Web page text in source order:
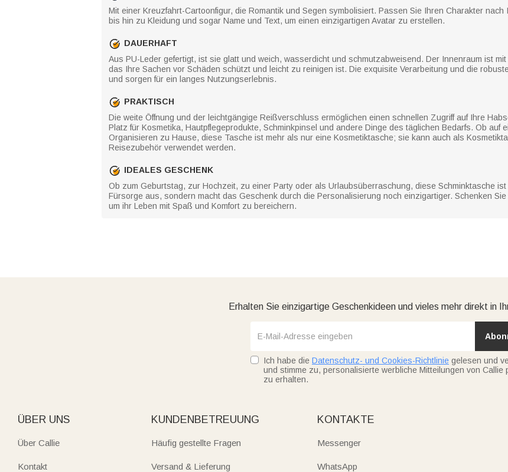
Mit einer Kreuzfahrt-Cartoonfigur, die Romantik und Segen symbolisiert. Passen Sie Ihren Charakter
bis hin zu Kleidung und sogar Name und Text, um einen einzigartigen Avatar zu erstellen.
DAUERHAFT
Aus PU-Leder gefertigt, ist sie glatt und weich, wasserdicht und schmutzabweisend. Der Innenraum ist
das Ihre Sachen vor Schäden schützt und leicht zu reinigen ist. Die exquisite Verarbeitung und die
und sorgen für ein langes Nutzungserlebnis.
PRAKTISCH
Die weite Öffnung und der leichtgängige Reißverschluss ermöglichen einen schnellen Zugriff auf Ihre
Platz für Kosmetika, Hautpflegeprodukte, Schminkpinsel und andere Dinge des täglichen Bedarfs. Ob auf
Organisieren zu Hause, diese Tasche ist mehr als nur eine Kosmetiktasche; sie kann auch als
Reisezubehör verwendet werden.
IDEALES GESCHENK
Ob zum Geburtstag, zur Hochzeit, zu einer Party oder als Urlaubsüberraschung, diese Schminktasche
Fürsorge aus, sondern macht das Geschenk durch die Personalisierung noch einzigartiger. Schenken
um ihr Leben mit Spaß und Komfort zu bereichern.
Erhalten Sie einzigartige Geschenkideen und vieles mehr direkt in
Ich habe die Datenschutz- und Cookies-Richtlinie gelesen und
und stimme zu, personalisierte werbliche Mitteilungen von Callie
zu erhalten.
ÜBER UNS
Über Callie
Kontakt
KUNDENBETREUUNG
Häufig gestellte Fragen
Versand & Lieferung
KONTAKTE
Messenger
WhatsApp